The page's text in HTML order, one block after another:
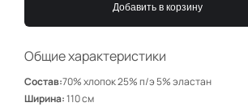
Общие характеристики
Состав:70% хлопок 25% п/э 5% эластан
Ширина:110 см
НЩ167
Пыльно-голубой
Сероголубой
Добавить в корзину